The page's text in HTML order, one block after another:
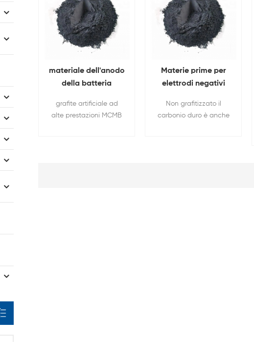
materiale dell'anodo
della batteria
Microsfere grafite
grafite artificiale ad
alte prestazioni MCMB
Materie prime per
elettrodi negativi
ioni di sodio
Non grafitizzato il
carbonio duro è anche